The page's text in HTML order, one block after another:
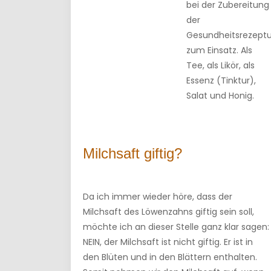
bei der Zubereitung
der
zum Einsatz. Als
Tee, als Likör, als
Essenz (Tinktur),
Salat und Honig.
Milchsaft giftig?
Da ich immer wieder höre, dass der
Milchsaft des Löwenzahns giftig sein soll,
möchte ich an dieser Stelle ganz klar sagen:
NEIN, der Milchsaft ist nicht giftig. Er ist in
den Blüten und in den Blättern enthalten.